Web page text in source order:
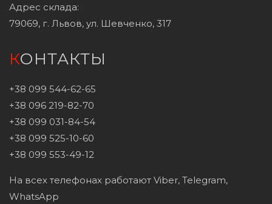
Адрес склада:
79069, г. Львов, ул. Шевченко, 317
КОНТАКТЫ
+38 099 544-62-65
+38 096 219-82-70
+38 099 031-84-54
+38 099 525-10-60
+38 099 553-49-12
На всех телефонах работают Viber, Telegram,
WhatsApp